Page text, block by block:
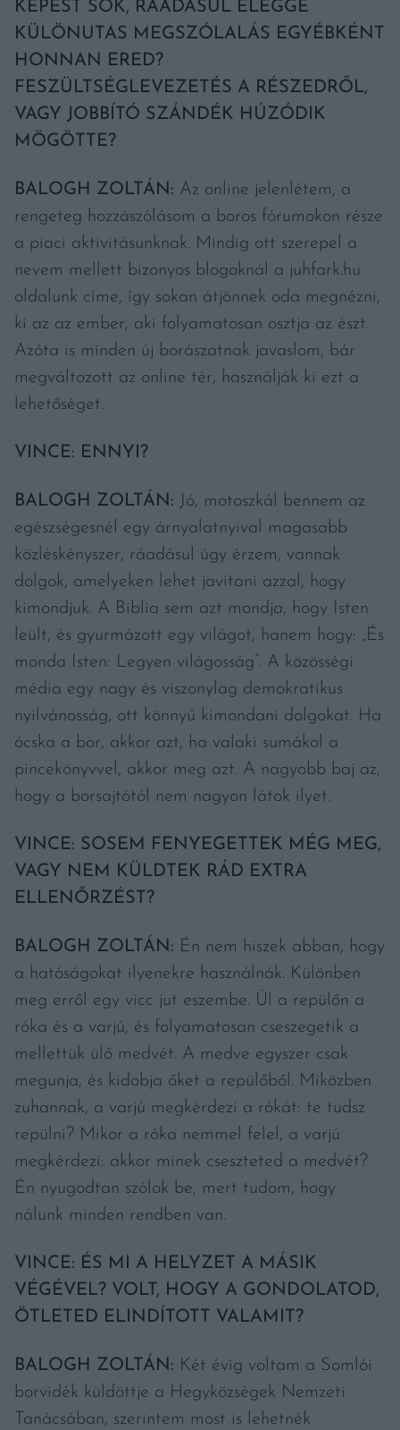
KÉPEST SOK, RÁADÁSUL ELÉGGÉ
KÜLÖNUTAS MEGSZÓLALÁS EGYÉBKÉNT
HONNAN ERED?
FESZÜLTSÉGLEVEZETÉS A RÉSZEDRŐL,
VAGY JOBBÍTÓ SZÁNDÉK HÚZÓDIK
MÖGÖTTE?
BALOGH ZOLTÁN: Az online jelenlétem, a
rengeteg hozzászólásom a boros fórumokon része
a piaci aktivitásunknak. Mindig ott szerepel a
nevem mellett bizonyos blogoknál a juhfark.hu
oldalunk címe, így sokan átjönnek oda megnézni,
ki az az ember, aki folyamatosan osztja az észt.
Azóta is minden új borászatnak javaslom, bár
megváltozott az online tér, használják ki ezt a
lehetőséget.
VINCE: ENNYI?
BALOGH ZOLTÁN: Jó, motoszkál bennem az
egészségesnél egy árnyalatnyival magasabb
közléskényszer, ráadásul úgy érzem, vannak
dolgok, amelyeken lehet javítani azzal, hogy
kimondjuk. A Biblia sem azt mondja, hogy Isten
leült, és gyurmázott egy világot, hanem hogy: „És
monda Isten: Legyen világosság”. A közösségi
média egy nagy és viszonylag demokratikus
nyilvánosság, ott könnyű kimondani dolgokat. Ha
ócska a bor, akkor azt, ha valaki sumákol a
pincekönyvvel, akkor meg azt. A nagyobb baj az,
hogy a borsajtótól nem nagyon látok ilyet.
VINCE: SOSEM FENYEGETTEK MÉG MEG,
VAGY NEM KÜLDTEK RÁD EXTRA
ELLENŐRZÉST?
BALOGH ZOLTÁN: Én nem hiszek abban, hogy
a hatóságokat ilyenekre használnák. Különben
meg erről egy vicc jut eszembe. Ül a repülőn a
róka és a varjú, és folyamatosan cseszegetik a
mellettük ülő medvét. A medve egyszer csak
megunja, és kidobja őket a repülőből. Miközben
zuhannak, a varjú megkérdezi a rókát: te tudsz
repülni? Mikor a róka nemmel felel, a varjú
megkérdezi: akkor minek cseszteted a medvét?
Én nyugodtan szólok be, mert tudom, hogy
nálunk minden rendben van.
VINCE: ÉS MI A HELYZET A MÁSIK
VÉGÉVEL? VOLT, HOGY A GONDOLATOD,
ÖTLETED ELINDÍTOTT VALAMIT?
BALOGH ZOLTÁN: Két évig voltam a Somlói
borvidék küldöttje a Hegyközségek Nemzeti
Tanácsában, szerintem most is lehetnék